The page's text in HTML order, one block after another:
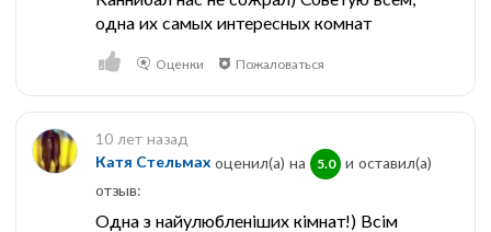
одна их самых интересных комнат
Оценки Пожаловаться
10 лет назад
Катя Стельмах оценил(а) на 5.0
и оставил(a)
отзыв:
Одна з найулюбленіших кімнат!) Всім